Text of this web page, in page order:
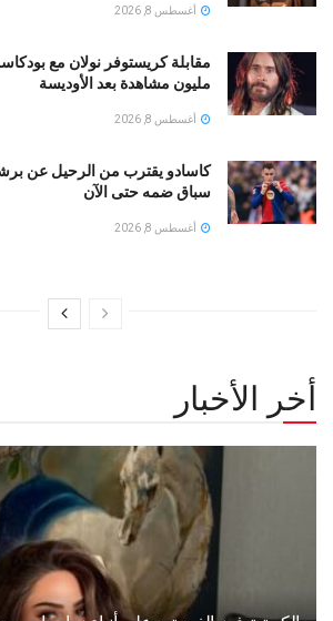
أغسطس 8, 2026
مليون مشاهدة بعد الأوديسة
أغسطس 8, 2026
كاسادو يقترب من الرحيل عن
سباق ضمه حتى الآن
أغسطس 8, 2026
أخر الأخبار